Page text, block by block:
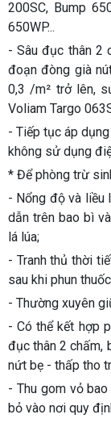
200SC, Bump
650WP...
- Sâu đục thân 2
đoạn đòng già
0,3 /m² trở lên,
Voliam Targo
- Tiếp tục áp
không sử dụng
* Để phòng trừ
- Nổng độ và liều
dẫn trên bao bì
lá lúa;
- Tranh thủ thời
sau khi phun
- Thường xuyên
- Có thể kết hợp
đục thân 2 chấm,
nứt bẹ - thấp tho
- Thu gom vỏ
bỏ vào nơi quy